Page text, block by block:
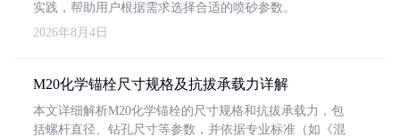
实践，帮助用户根据需求选择合适的喷砂参数。
2026年8月4日
M20化学锚栓尺寸规格及抗拔承载力详解
本文详细解析M20化学锚栓的尺寸规格和抗拔承载力，包
括螺杆直径、钻孔尺寸等参数，并依据专业标准（如《混